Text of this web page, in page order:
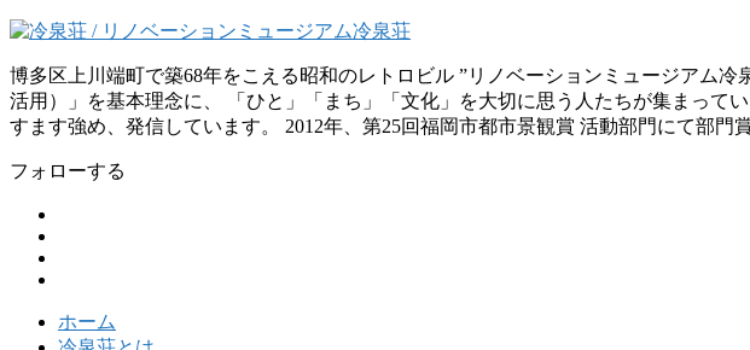
博多区上川端町で築68年をこえる昭和のレトロビル ”リノベーションミュージアム
活用）」を基本理念に、 「ひと」「まち」「文化」を大切に思う人たちが集まって
すます強め、発信しています。 2012年、第25回福岡市都市景観賞 活動部門にて部門
フォローする
ホーム